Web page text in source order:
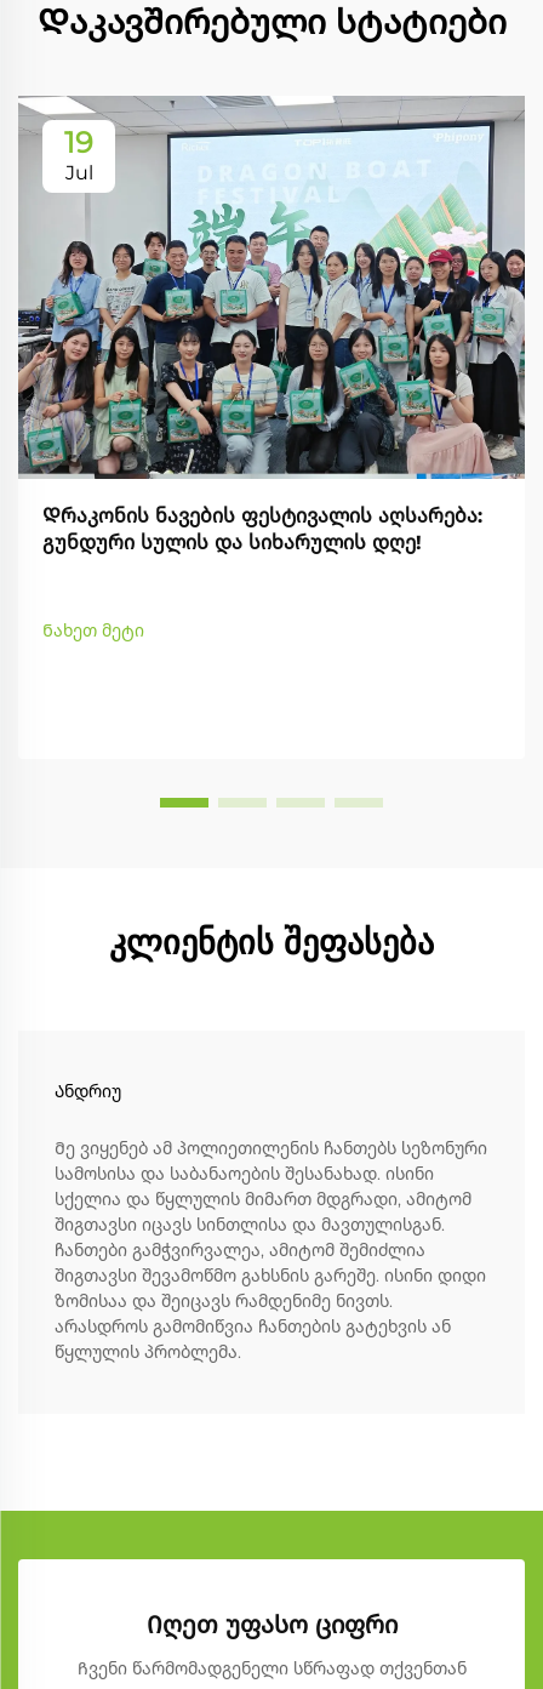
Დაკავშირებული სტატიები
19
Jul
Დრაკონის ნავების ფესტივალის აღსარება:
გუნდური სულის და სიხარულის დღე!
Ნახეთ მეტი
კლიენტის შეფასება
Ანდრიუ
Მე ვიყენებ ამ პოლიეთილენის ჩანთებს სეზონური
სამოსისა და საბანაოების შესანახად. ისინი
სქელია და წყლულის მიმართ მდგრადი, ამიტომ
შიგთავსი იცავს სინთლისა და მავთულისგან.
ჩანთები გამჭვირვალეა, ამიტომ შემიძლია
შიგთავსი შევამოწმო გახსნის გარეშე. ისინი დიდი
ზომისაა და შეიცავს რამდენიმე ნივთს.
არასდროს გამომიწვია ჩანთების გატეხვის ან
წყლულის პრობლემა.
Იღეთ უფასო ციფრი
Ჩვენი წარმომადგენელი სწრაფად თქვენთან